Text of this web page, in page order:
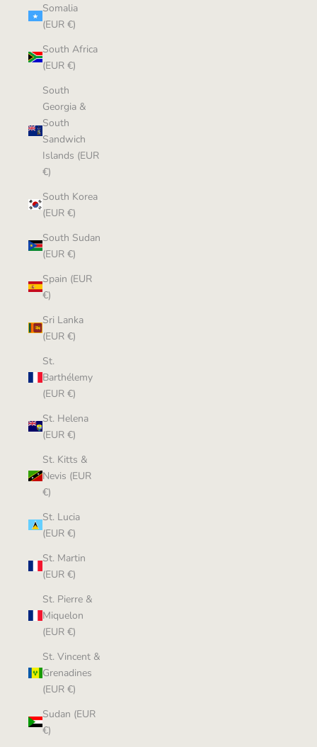
Somalia
(EUR €)
South Africa
(EUR €)
South
Georgia &
South
Sandwich
Islands (EUR
€)
South Korea
(EUR €)
South Sudan
(EUR €)
Spain (EUR
€)
Sri Lanka
(EUR €)
St.
Barthélemy
(EUR €)
St. Helena
(EUR €)
St. Kitts &
Nevis (EUR
€)
St. Lucia
(EUR €)
St. Martin
(EUR €)
St. Pierre &
Miquelon
(EUR €)
St. Vincent &
Grenadines
(EUR €)
Sudan (EUR
€)